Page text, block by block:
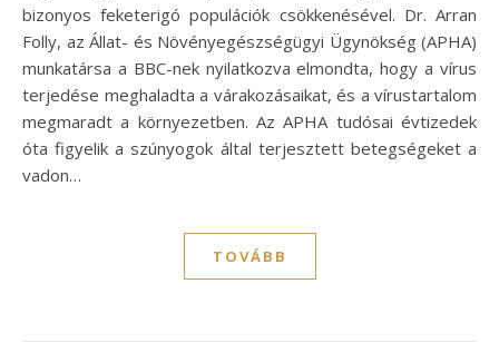
bizonyos feketerigó populációk csökkenésével. Dr. Arran
Folly, az Állat- és Növényegészségügyi Ügynökség (APHA)
munkatársa a BBC-nek nyilatkozva elmondta, hogy a vírus
terjedése meghaladta a várakozásaikat, és a vírustartalom
megmaradt a környezetben. Az APHA tudósai évtizedek
óta figyelik a szúnyogok által terjesztett betegségeket a
vadon…
TOVÁBB